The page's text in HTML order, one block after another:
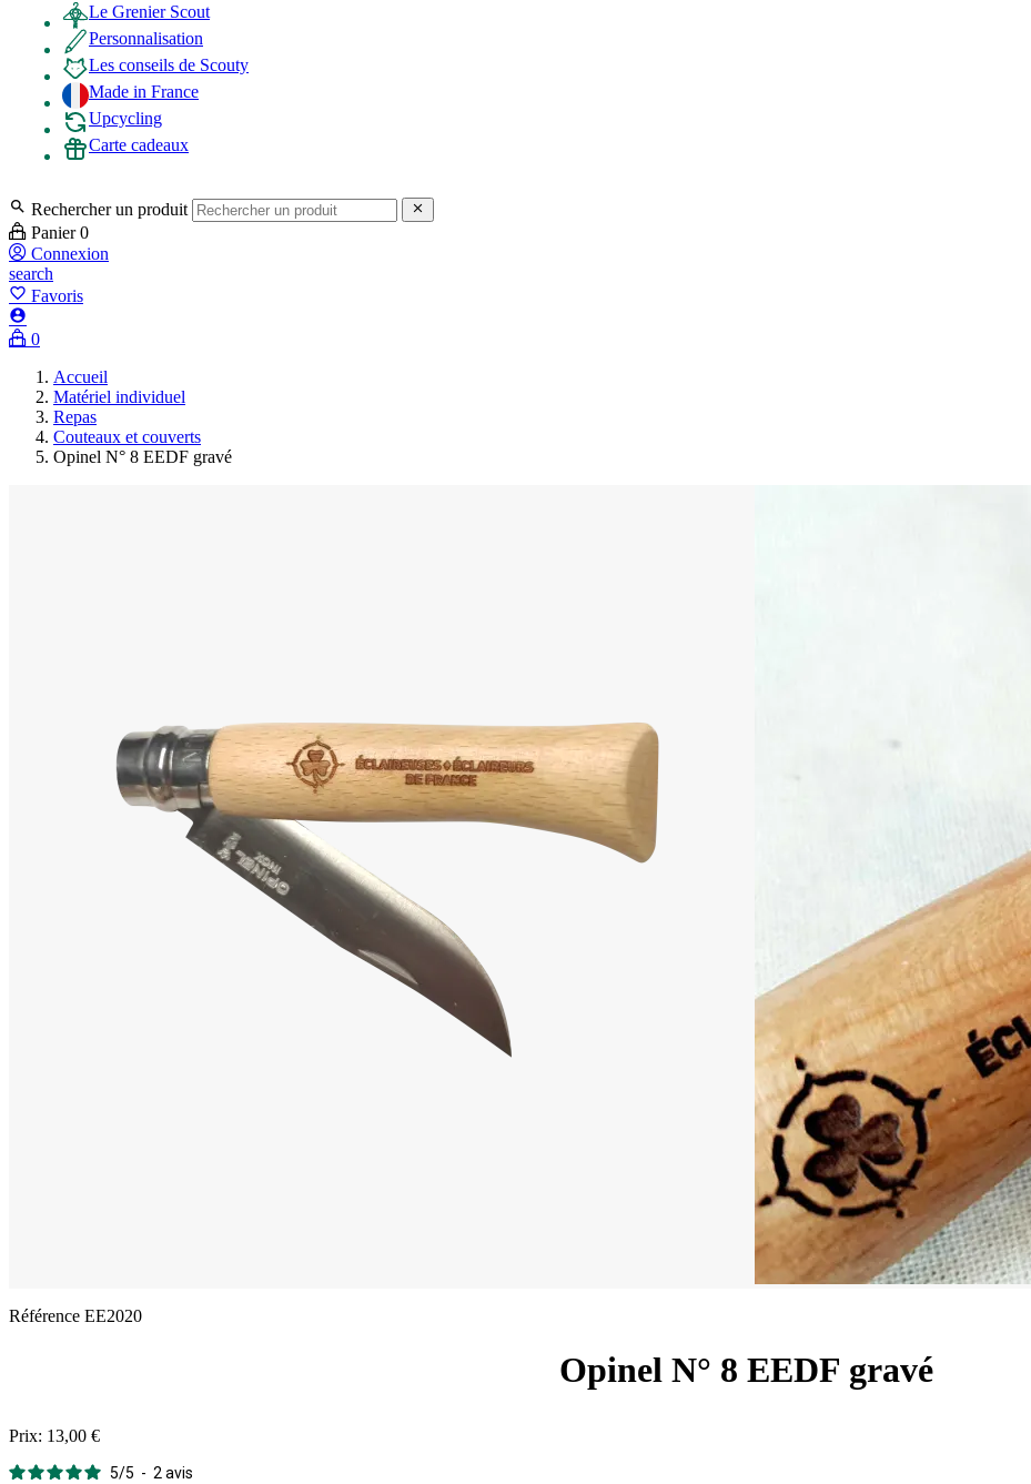
Le Grenier Scout
Personnalisation
Les conseils de Scouty
Made in France
Upcycling
Carte cadeaux
 Rechercher un produit 
Panier 0
Connexion
search
favorite_border Favoris

0
Accueil
Matériel individuel
Repas
Couteaux et couverts
Opinel N° 8 EEDF gravé
Référence EE2020
Opinel N° 8 EEDF gravé
Prix: 13,00 €
5/5 - 2avis